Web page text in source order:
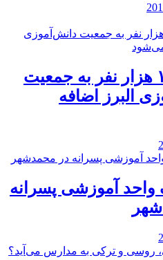
️سالانه ۱۲ هزار نفر به جمعیت
البرز اضافه
واحد آموزشی پسرانه